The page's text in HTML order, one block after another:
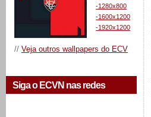
-1280x800
-1600x1200
-1920x1200
// Veja outros wallpapers do ECV
Siga o ECVN nas redes